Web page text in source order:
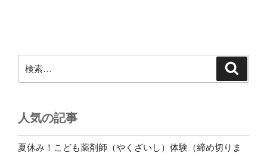
索:
人気の記事
夏休み！こども薬剤師（やくざいし）体験（締め切りま